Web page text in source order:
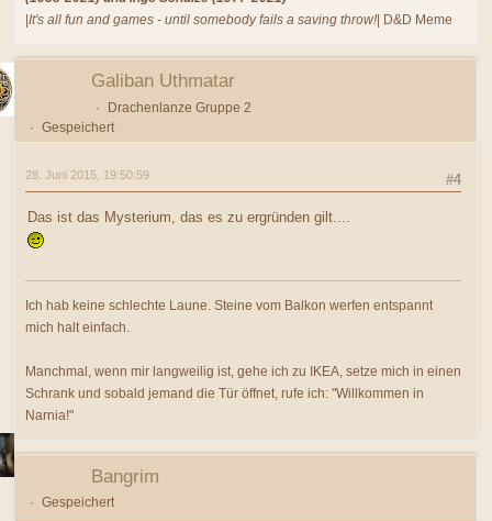
It's all fun and games - until somebody fails a saving throw! | D&D Meme
Galiban Uthmatar
Drachenlanze Gruppe 2
Gespeichert
#4
28. Juni 2015, 19:50:59
Das ist das Mysterium, das es zu ergründen gilt....
Ich hab keine schlechte Laune. Steine vom Balkon werfen entspannt
mich halt einfach.
Manchmal, wenn mir langweilig ist, gehe ich zu IKEA, setze mich in einen
Schrank und sobald jemand die Tür öffnet, rufe ich: "Willkommen in
Narnia!"
Bangrim
Gespeichert